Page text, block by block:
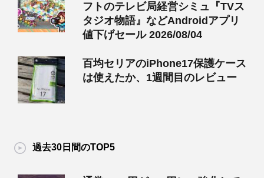
フトのテレビ局経営シミュ『TVス
タジオ物語』などAndroidアプリ
値下げセール 2026/08/04
百均セリアのiPhone17保護ケース
は使えたか、1週間目のレビュー
過去30日間のTOP5